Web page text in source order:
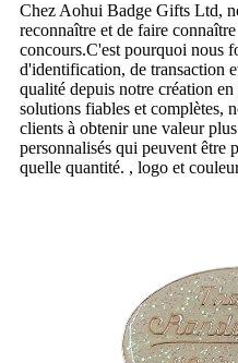
Chez Aohui Badge Gifts Ltd,
reconnaître et de faire
concours.C'est pourquoi nous
d'identification, de transaction
qualité depuis notre création
solutions fiables et complètes,
clients à obtenir une valeur
personnalisés qui peuvent être
quelle quantité. , logo et